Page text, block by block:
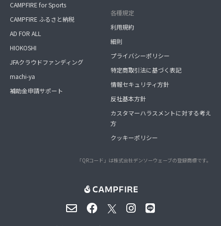
CAMPFIRE for Sports
CAMPFIRE ふるさと納税
AD FOR ALL
HIOKOSHI
JFAクラウドファンディング
machi-ya
補助金申請サポート
各種規定
利用規約
細則
プライバシーポリシー
特定商取引法に基づく表記
情報セキュリティ方針
反社基本方針
カスタマーハラスメントに対する考え
方
クッキーポリシー
「QRコード」は株式会社デンソーウェーブの登録商標です。